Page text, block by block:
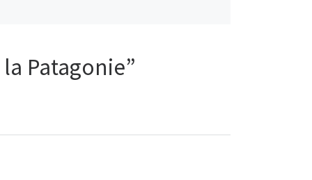
Patagonie”